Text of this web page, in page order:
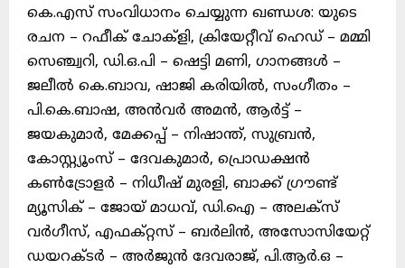
കെ.എസ് സംവിധാനം ചെയ്യുന്ന ഖണ്ഡശ: യുടെ
രചന – റഫീക് ചോക്ളി, ക്രിയേറ്റീവ് ഹെഡ് – മമ്മി
സെഞ്ച്വറി, ഡി.ഒ.പി – ഷെട്ടി മണി, ഗാനങ്ങൾ –
ജലീൽ കെ.ബാവ, ഷാജി കരിയിൽ, സംഗീതം –
പി.കെ.ബാഷ, അൻവർ അമൻ, ആർട്ട് –
ജയകുമാർ, മേക്കപ്പ് – നിഷാന്ത്, സുബ്രൻ,
കോസ്റ്റ്യൂംസ് – ദേവകുമാർ, പ്രൊഡക്ഷൻ
കൺട്രോളർ – നിധീഷ് മുരളി, ബാക്ക് ഗ്രൗണ്ട്
മ്യൂസിക് – ജോയ് മാധവ്, ഡി.ഐ – അലക്സ്
വർഗീസ്, എഫക്റ്റസ് – ബർലിൻ, അസോസിയേറ്റ്
ഡയറക്ടർ – അർജുൻ ദേവരാജ്, പി.ആർ.ഒ –